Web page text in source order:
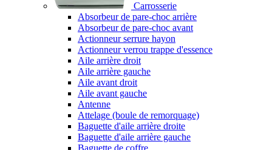
Carrosserie
Absorbeur de pare-choc arrière
Absorbeur de pare-choc avant
Actionneur serrure hayon
Actionneur verrou trappe d'essence
Aile arrière droit
Aile arrière gauche
Aile avant droit
Aile avant gauche
Antenne
Attelage (boule de remorquage)
Baguette d'aile arrière droite
Baguette d'aile arrière gauche
Baguette de coffre